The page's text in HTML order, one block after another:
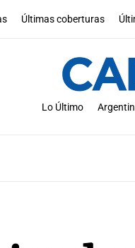
Últimas coberturas
Lo Último